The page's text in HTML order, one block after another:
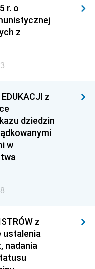
r. o
z
z
dziedzin
w
z
ustalenia
nadania